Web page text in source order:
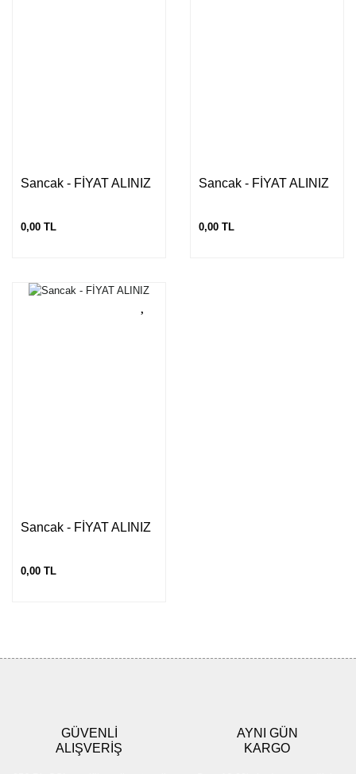
Sancak - FİYAT ALINIZ
0,00 TL
Sancak - FİYAT ALINIZ
0,00 TL
Sancak - FİYAT ALINIZ
0,00 TL
GÜVENLİ
ALIŞVERİŞ
AYNI GÜN
KARGO